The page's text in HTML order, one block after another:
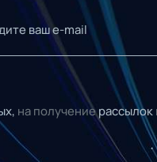
на получениерассылок